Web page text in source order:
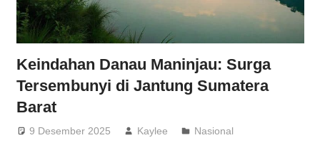
Keindahan Danau Maninjau: Surga
Tersembunyi di Jantung Sumatera
Barat
9 Desember 2025 Kaylee Nasional